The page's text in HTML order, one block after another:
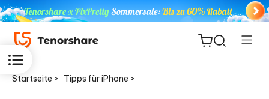
Startseite > Tipps für iPhone >